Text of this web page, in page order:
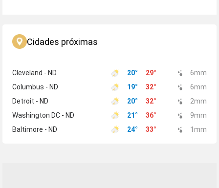
Cidades próximas
Cleveland - ND 20° 29° 6mm
Columbus - ND
19° 32° 6mm
Detroit - ND
20° 32° 2mm
Washington DC - ND
21° 36° 9mm
Baltimore - ND
24° 33° 1 mm